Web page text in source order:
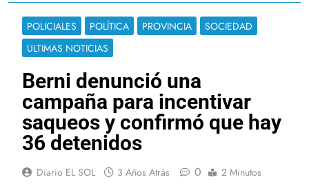
POLICIALES POLÍTICA PROVINCIA
SOCIEDAD
ULTIMAS NOTICIAS
Berni denunció una
campaña para incentivar
saqueos y confirmó que hay
36 detenidos
Diario EL SOL 3 Años Atrás 0 2 Minutos